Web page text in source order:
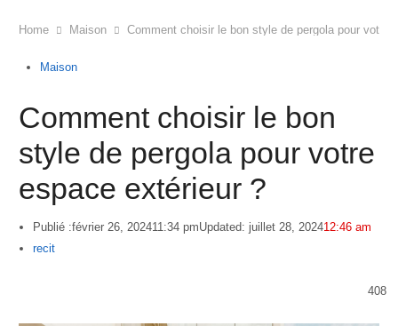
Home Maison Comment choisir le bon style de pergola pour votre
Maison
Comment choisir le bon
style de pergola pour votre
espace extérieur ?
Publié :février 26, 202411:34 pmUpdated: juillet 28, 202412:46 am
Author
recit
408